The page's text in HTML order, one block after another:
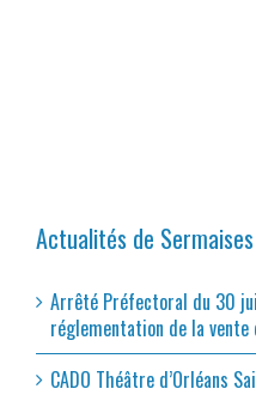
Actualités de Sermaises
Arrêté Préfectoral du 30
réglementation de la
CADO Théâtre d’Orléans